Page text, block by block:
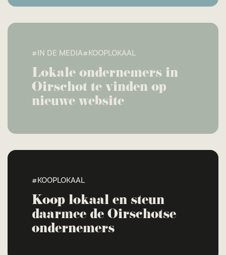
#IN DE MEDIA#KOOPLOKAAL
Lokale ondernemers in
Oirschot te vinden op
nieuwe website
#KOOPLOKAAL
Koop lokaal en steun
daarmee de Oirschotse
ondernemers